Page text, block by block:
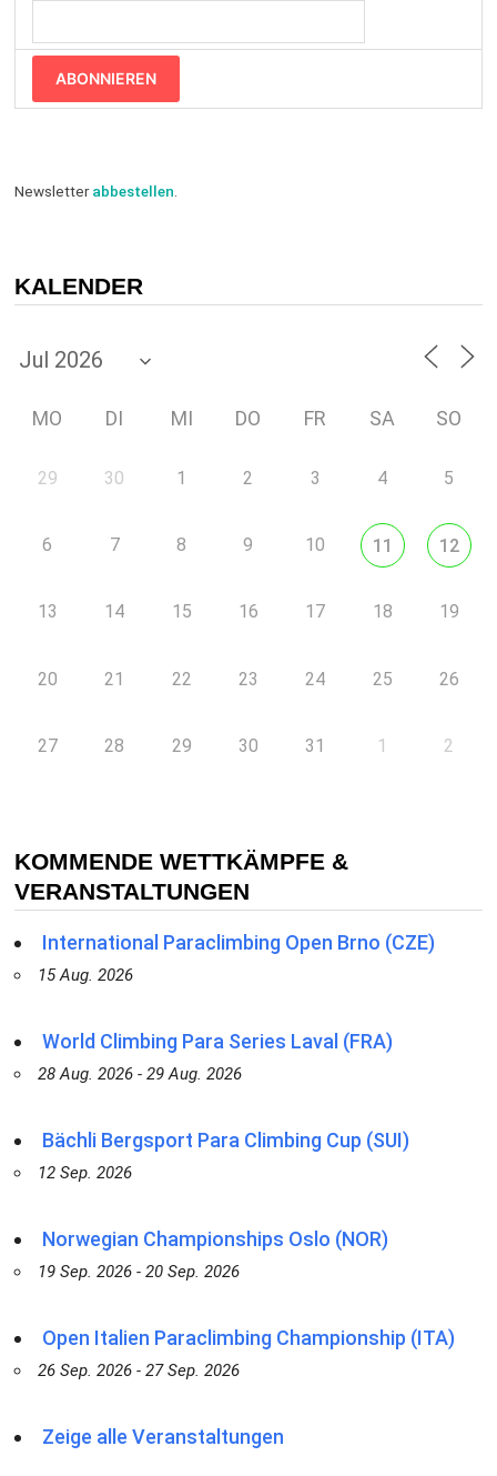
ABONNIEREN
Newsletterabbestellen.
KALENDER
MO DI MI DO FR SA SO
29 30 1 2 3 4 5
6 7 8 9 10 11 12
13 14 15 16 17 18 19
20 21 22 23 24 25 26
27 28 29 30 31 1 2
KOMMENDE WETTKÄMPFE &
VERANSTALTUNGEN
International Paraclimbing Open Brno (CZE)
15 Aug. 2026
World Climbing Para Series Laval (FRA)
28 Aug. 2026 - 29 Aug. 2026
Bächli Bergsport Para Climbing Cup (SUI)
12 Sep. 2026
Norwegian Championships Oslo (NOR)
19 Sep. 2026 - 20 Sep. 2026
Open Italien Paraclimbing Championship (ITA)
26 Sep. 2026 - 27 Sep. 2026
Zeige alle Veranstaltungen